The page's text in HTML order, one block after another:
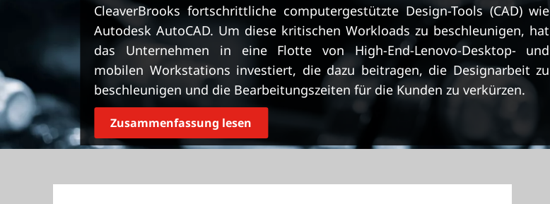
CleaverBrooks fortschrittliche computergestützte Design-Tools (CAD) wie
Autodesk AutoCAD. Um diese kritischen Workloads zu beschleunigen, hat
das Unternehmen in eine Flotte von High-End-Lenovo-Desktop- und
mobilen Workstations investiert, die dazu beitragen, die Designarbeit zu
beschleunigen und die Bearbeitungszeiten für die Kunden zu verkürzen.
Zusammenfassung lesen